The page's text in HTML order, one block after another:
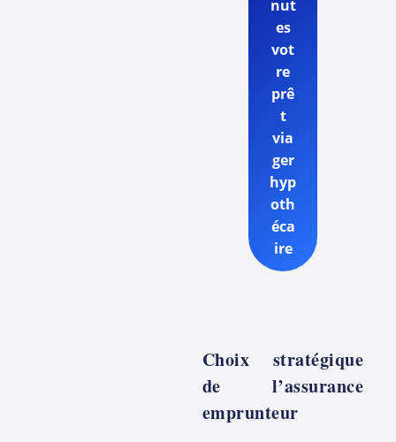
nut
es
vot
re
prê
t
via
ger
hyp
oth
éca
ire
Choix stratégique
de l’assurance
emprunteur